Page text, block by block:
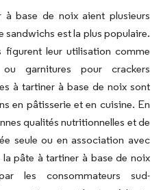
base de noix aient plusieurs
est la plus populaire.
figurent leur utilisation comme
garnitures pour crackers
à tartiner à base de noix sont
en pâtisserie et en cuisine. En
qualités nutritionnelles et de
seule ou en association avec
pâte à tartiner à base de noix
les consommateurs sud-